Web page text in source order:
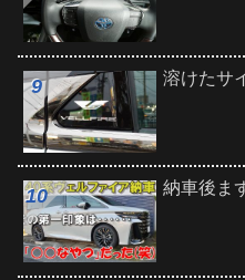
溶けたサ
納車後ま